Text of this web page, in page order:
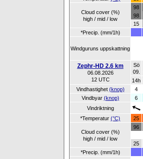
Cloud cover (%)
high / mid / low
98
98
15
*Precip. (mm/1h)
Windguruns uppskattning
Zephr-HD 2.6 km
06.08.2026
12 UTC
Sö
09.
14h
Vindhastighet (knop) 4
Vindbyar (knop) 6
Vindriktning
*Temperatur (°C) 25
Cloud cover (%)
high / mid / low
96
25
*Precip. (mm/1h)